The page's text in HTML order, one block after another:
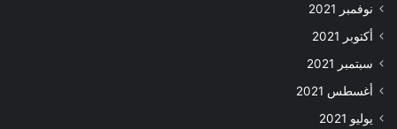
نوفمبر 2021
أكتوبر 2021
سبتمبر 2021
أغسطس 2021
يوليو 2021